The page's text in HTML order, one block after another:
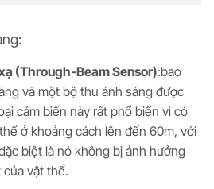
:
(Through-Beam Sensor):bao
và một bộ thu ánh sáng được
cảm biến này rất phổ biến vì có
ở khoảng cách lên đến 60m, với
biệt là nó không bị ảnh hưởng
của vật thể.